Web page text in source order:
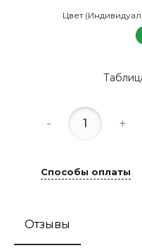
Цвет
- +
Способы оплаты
Отзывы